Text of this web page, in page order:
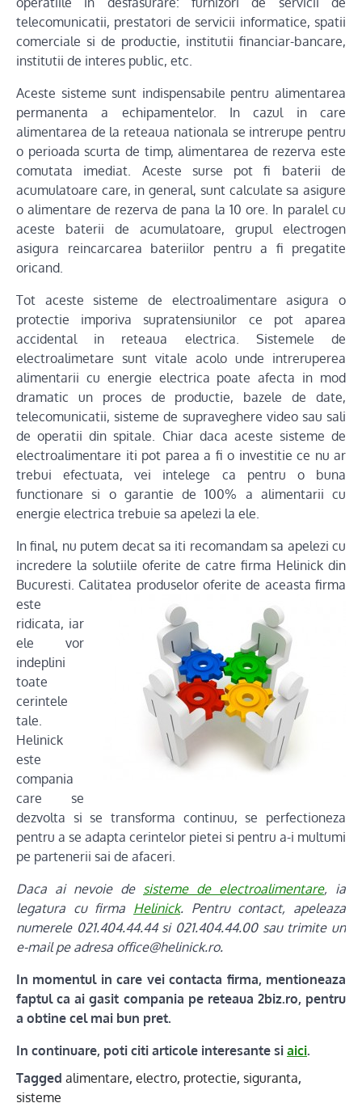
telecomunicatii, prestatori de servicii informatice, spatii
comerciale si de productie, institutii financiar-bancare,
institutii de interes public, etc.
Aceste sisteme sunt indispensabile pentru alimentarea
permanenta a echipamentelor. In cazul in care
alimentarea de la reteaua nationala se intrerupe pentru
o perioada scurta de timp, alimentarea de rezerva este
comutata imediat. Aceste surse pot fi baterii de
acumulatoare care, in general, sunt calculate sa asigure
o alimentare de rezerva de pana la 10 ore. In paralel cu
aceste baterii de acumulatoare, grupul electrogen
asigura reincarcarea bateriilor pentru a fi pregatite
oricand.
Tot aceste sisteme de electroalimentare asigura o
protectie imporiva supratensiunilor ce pot aparea
accidental in reteaua electrica. Sistemele de
electroalimetare sunt vitale acolo unde intreruperea
alimentarii cu energie electrica poate afecta in mod
dramatic un proces de productie, bazele de date,
telecomunicatii, sisteme de supraveghere video sau sali
de operatii din spitale. Chiar daca aceste sisteme de
electroalimentare iti pot parea a fi o investitie ce nu ar
trebui efectuata, vei intelege ca pentru o buna
functionare si o garantie de 100% a alimentarii cu
energie electrica trebuie sa apelezi la ele.
In final, nu putem decat sa iti recomandam sa apelezi cu
incredere la solutiile oferite de catre firma Helinick din
Bucuresti. Calitatea produselor oferite de aceasta firma
este
ridicata, iar
ele vor
indeplini
toate
cerintele
tale.
Helinick
este
compania
care se
dezvolta si se transforma continuu, se perfectioneza
pentru a se adapta cerintelor pietei si pentru a-i multumi
pe partenerii sai de afaceri.
Daca ai nevoie de sisteme de electroalimentare, ia
legatura cu firma Helinick. Pentru contact, apeleaza
numerele 021.404.44.44 si 021.404.44.00 sau trimite un
e-mail pe adresa office@helinick.ro.
In momentul in care vei contacta firma, mentioneaza
faptul ca ai gasit compania pe reteaua 2biz.ro, pentru
a obtine cel mai bun pret.
In continuare, poti citi articole interesante si aici.
Tagged alimentare, electro, protectie, siguranta,
sisteme